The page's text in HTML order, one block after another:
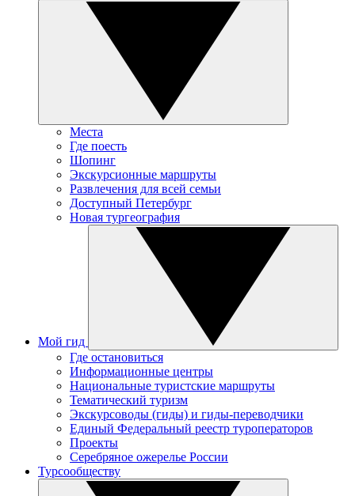
Места
Где поесть
Шопинг
Экскурсионные маршруты
Развлечения для всей семьи
Доступный Петербург
Новая тургеография
Мой гид
Где остановиться
Информационные центры
Национальные туристские маршруты
Тематический туризм
Экскурсоводы (гиды) и гиды-переводчики
Единый Федеральный реестр туроператоров
Проекты
Серебряное ожерелье России
Турсообществу